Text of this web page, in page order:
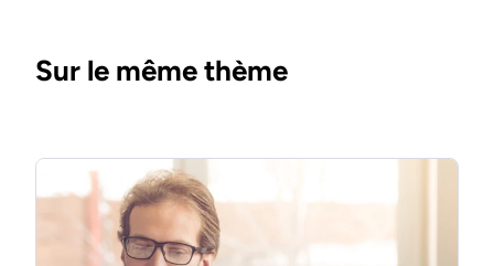
Sur le même thème